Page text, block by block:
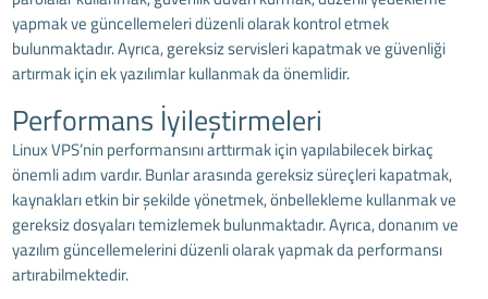
yapmak ve güncellemeleri düzenli olarak kontrol etmek
bulunmaktadır. Ayrıca, gereksiz servisleri kapatmak ve güvenliği
artırmak için ek yazılımlar kullanmak da önemlidir.
Performans İyileştirmeleri
Linux VPS’nin performansını arttırmak için yapılabilecek birkaç
önemli adım vardır. Bunlar arasında gereksiz süreçleri kapatmak,
kaynakları etkin bir şekilde yönetmek, önbellekleme kullanmak ve
gereksiz dosyaları temizlemek bulunmaktadır. Ayrıca, donanım ve
yazılım güncellemelerini düzenli olarak yapmak da performansı
artırabilmektedir.